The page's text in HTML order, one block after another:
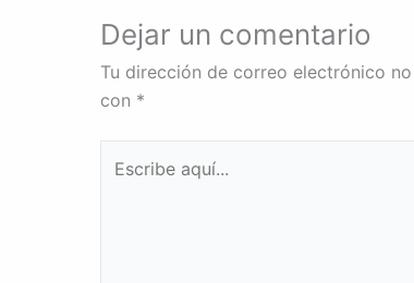
Dejar un comentario
Tu dirección de correo electrónico
con *
aquí...